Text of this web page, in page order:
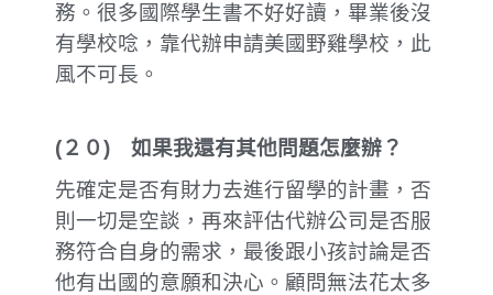
務。很多國際學生書不好好讀，畢業後沒
有學校唸，靠代辦申請美國野雞學校，此
風不可長。
(２０) 如果我還有其他問題怎麼辦？
先確定是否有財力去進行留學的計畫，否
則一切是空談，再來評估代辦公司是否服
務符合自身的需求，最後跟小孩討論是否
他有出國的意願和決心。顧問無法花太多